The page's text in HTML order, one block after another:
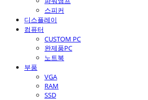
스피커
디스플레이
컴퓨터
CUSTOM PC
완제품PC
노트북
부품
VGA
RAM
SSD